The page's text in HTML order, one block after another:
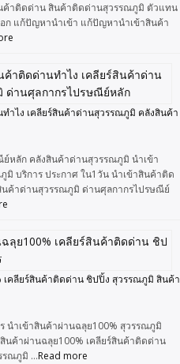
ค้าติดด่าน สินค้าติดด่านสุวรรณภูมิ ตัวแทน
ก แก้ปัญหานำเข้า แก้ปัญหานำเข้าสินค้า
ำไง เคลียร์สินค้าด่านสุวรรณภูมิ คลังสินค้า
หลัก คลังสินค้าด่านสุวรรณภูมิ นำเข้า
บริการ ประกาศ ใน1วัน นำเข้าสินค้าติด
ค้าด่านสุวรรณภูมิ ด่านศุลกากรไปรษณีย์
เคลียร์สินค้าติดด่าน ชิปปิ้ง สุวรรณภูมิ สินค้า
นำเข้าสินค้าผ่านฉลุย100% สุวรรณภูมิ
นค้าผ่านฉลุย100% เคลียร์สินค้าติดด่าน
รณภูมิ …Read more